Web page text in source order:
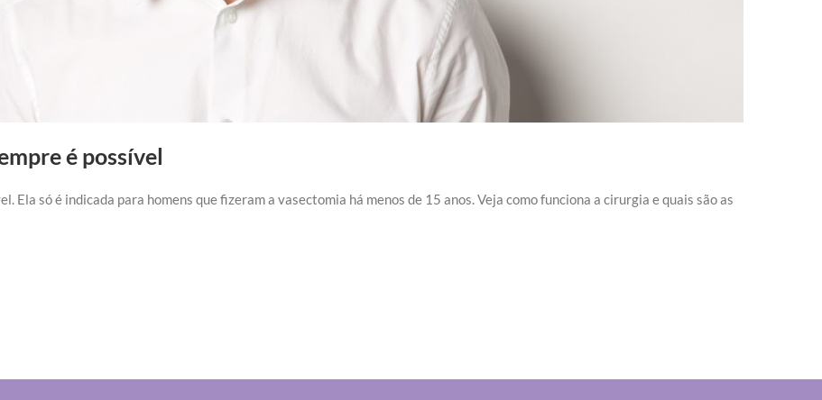
é possível
Ela só é indicada para homens que fizeram a vasectomia há menos de 15 anos. Veja como funciona a cirurgia e quais são as